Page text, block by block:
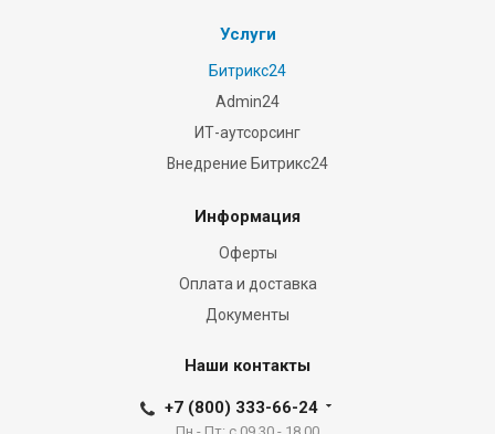
Услуги
Битрикс24
Admin24
ИТ-аутсорсинг
Внедрение Битрикс24
Информация
Оферты
Оплата и доставка
Документы
Наши контакты
+7 (800) 333-66-24